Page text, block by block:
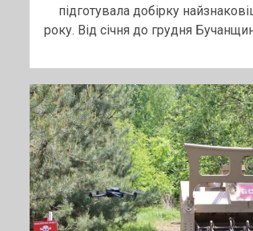
підготувала добірку
року. Від січня до грудня